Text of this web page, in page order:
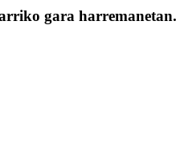
gara harremanetan.